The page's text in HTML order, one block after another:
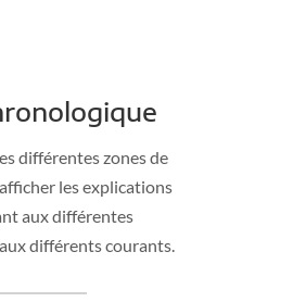
différentes zones de
les explications
aux différentes
différents courants.